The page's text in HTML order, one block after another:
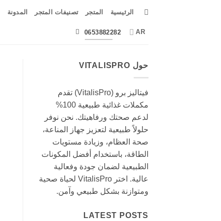
الرئيسية المتجر تصنيفات المتجر المدونة
AR
0653882282
حول VITALISPRO
فيتاليز برو (VitalisPro) تقدم
مكملات غذائية طبيعية 100%
لدعم صحتك ورفاهيتك. نحن نوفر
حلولاً طبيعية لتعزيز جهاز المناعة،
صحة العظام، وزيادة مستويات
الطاقة، باستخدام أفضل المكونات
الطبيعية لضمان جودة وفعالية
عالية. اختر VitalisPro لحياة صحية
ومتوازنة بشكل طبيعي وآمن.
LATEST POSTS